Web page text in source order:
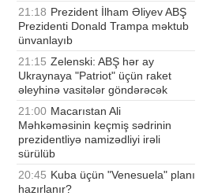
21:18 Prezident İlham Əliyev ABŞ
Prezidenti Donald Trampa məktub
ünvanlayıb
21:15 Zelenski: ABŞ hər ay
Ukraynaya "Patriot" üçün raket
əleyhinə vasitələr göndərəcək
21:00 Macarıstan Ali
Məhkəməsinin keçmiş sədrinin
prezidentliyə namizədliyi irəli
sürülüb
20:45 Kuba üçün "Venesuela" planı
hazırlanır?